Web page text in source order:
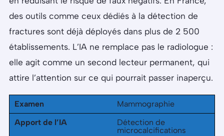
des outils comme ceux dédiés à la détection de
fractures sont déjà déployés dans plus de 2 500
établissements. L’IA ne remplace pas le radiologue :
elle agit comme un second lecteur permanent, qui
attire l’attention sur ce qui pourrait passer inaperçu.
Examen
Mammographie
Apport de l’IA
Détection de
microcalcifications